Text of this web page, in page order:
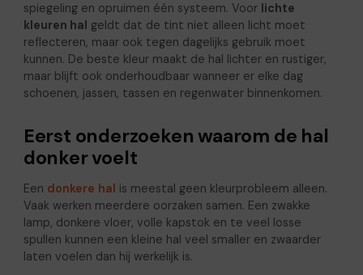
spiegeling en opruimen één systeem. Voor lichte
kleuren hal geldt dat de tint niet alleen licht moet
reflecteren, maar ook tegen dagelijks gebruik moet
kunnen. De beste kleur maakt de hal lichter en rustiger,
maar blijft ook onderhoudbaar wanneer er elke dag
schoenen, jassen, tassen en regenwater binnenkomen.
Eerst onderzoeken waarom de hal
donker voelt
Een donkere hal is meestal geen kleurprobleem alleen.
Vaak werken meerdere oorzaken samen. Een zwakke
lamp, donkere vloer, volle kapstok en te veel losse
spullen kunnen een kleine hal veel smaller en zwaarder
laten voelen dan hij werkelijk is.